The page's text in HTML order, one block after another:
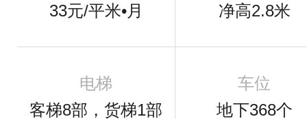
33元/平米•月
净高2.8米
电梯
客梯8部，货梯1部
车位
地下368个